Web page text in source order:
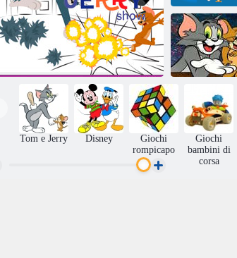
Tom e Jerry:
Mouse Mazy
Puzzle di Tom &
Jerry
Tom e Jerry Disney
Giochi
rompicapo
Giochi
bambini di
corsa